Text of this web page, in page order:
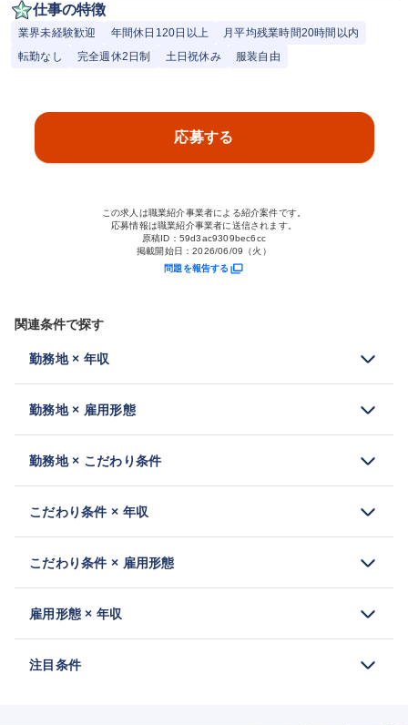
仕事の特徴
業界未経験歓迎 年間休日120日以上
月平均残業時間20時間以内
転勤なし
完全週休2日制 土日祝休み 服装自由
応募する
この求人は職業紹介事業者による紹介案件です。
応募情報は職業紹介事業者に送信されます。
原稿ID： 59d3ac9309bec6cc
掲載開始日：2026/06/09（火）
問題を報告する
関連条件で探す
勤務地 × 年収
勤務地 × 雇用形態
勤務地 × こだわり条件
こだわり条件 × 年収
こだわり条件 × 雇用形態
雇用形態 × 年収
注目条件